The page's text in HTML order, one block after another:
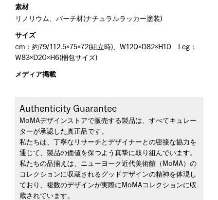
素材
リノリウム、バーチ材(ナチュラルラッカー塗装)
サイズ
cm：約79/112.5×75×72(組立時)、W120×D82×H10 Leg：
W83×D20×H6(梱包サイズ)
メディア掲載
Authenticity Guarantee
MoMAデザインストアで販売する製品は、すべてキュレー
ターが承認した真正品です。
私たちは、丁寧なリサーチとデザイナーとの密接な協力を
通じて、製品の価値を保つよう真摯に取り組んでいます。
私たちの品揃えは、ニューヨーク近代美術館（MoMA）の
コレクションに収蔵されるグッドデザインの精神を体現し
ており、複数のデザインが実際にMoMAコレクションに収
蔵されています。